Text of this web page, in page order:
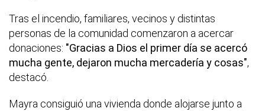
Tras el incendio, familiares, vecinos y distintas
personas de la comunidad comenzaron a acercar
donaciones: "Gracias a Dios el primer día se acercó
mucha gente, dejaron mucha mercadería y cosas",
destacó.
Mayra consiguió una vivienda donde alojarse junto a